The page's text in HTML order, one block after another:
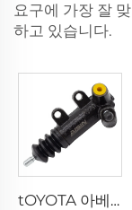
요구에 가장 잘
하고 있습니다.
tOYOTA 아베노스 AVENSIS 코롤라 COROLLA 프레미오 PREMIO 야리스 YARIS 1.6용 클러치 슬레이브 실린더 31470-12093